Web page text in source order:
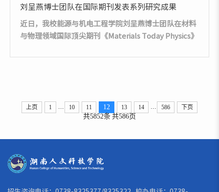
下，利用课余时间，反复练习、不断打磨，深刻领悟八
段锦“意动形随、神形兼备”...
刘呈燕博士团队在国际期刊发表系列研究成果
近日，我校能源与机电工程学院刘呈燕博士团队在材料
与物理领域国际顶尖期刊《Materials Today Physics》
燕博士为该论文第一作者及通讯作者，本科生陈文祥、
胡名强深度参与研究工作。SiGe基热电材料及器件凭借
上页 1 ... 10 11 12 13 14 ... 586 下页
共5852条 共586页